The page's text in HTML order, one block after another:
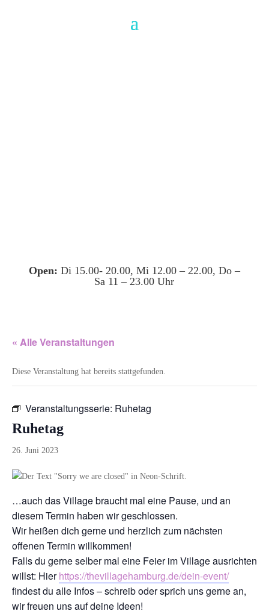
Open: Di 15.00- 20.00, Mi 12.00 – 22.00, Do –
Sa 11 – 23.00 Uhr
« Alle Veranstaltungen
Diese Veranstaltung hat bereits stattgefunden.
Veranstaltungsserie: Ruhetag
Ruhetag
26. Juni 2023
…auch das Village braucht mal eine Pause, und an
diesem Termin haben wir geschlossen.
Wir heißen dich gerne und herzlich zum nächsten
offenen Termin willkommen!
Falls du gerne selber mal eine Feier im Village ausrichten
willst: Hierhttps://thevillagehamburg.de/dein-event/
findest du alle Infos – schreib oder sprich uns gerne an,
wir freuen uns auf deine Ideen!